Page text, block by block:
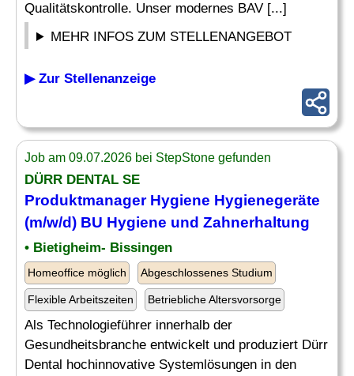
Qualitätskontrolle. Unser modernes BAV [...]
MEHR INFOS ZUM STELLENANGEBOT
▶ Zur Stellenanzeige
Job am 09.07.2026 bei StepStone gefunden
DÜRR DENTAL SE
Produktmanager Hygiene Hygienegeräte
(m/w/d) BU Hygiene und Zahnerhaltung
• Bietigheim- Bissingen
Homeoffice möglich Abgeschlossenes Studium
Flexible Arbeitszeiten Betriebliche Altersvorsorge
Als Technologieführer innerhalb der
Gesundheitsbranche entwickelt und produziert Dürr
Dental hochinnovative Systemlösungen in den